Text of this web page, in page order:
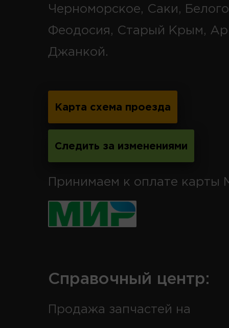
Черноморское, Саки,
Феодосия, Старый Крым,
Джанкой.
Карта схема проезда
Следить за изменениями
Принимаем к оплате карты
Справочный центр:
Продажа запчастей на